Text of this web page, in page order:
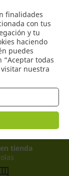
finalidades
con tus
y tu
haciendo
puedes
“Aceptar todas
nuestra
0
tienda